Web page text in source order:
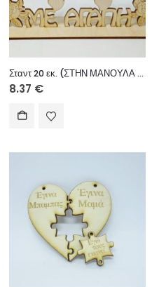
Σταντ 20 εκ. (ΣΤΗΝ ΜΑΝΟΥΛΑ ΜΟΥ ΜΕ ΑΓΑΠΗ)
8.37 €